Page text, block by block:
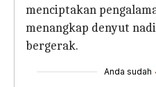
menciptakan
menangkap denyut
bergerak.
Anda sudah